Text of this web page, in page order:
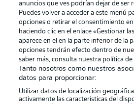
Canales
Jugadores
Sello Editorial
anuncios que ves podrían dejar de ser
Puedes volver a acceder a este menú
opciones o retirar el consentimiento
haciendo clic en el enlace «Gestionar
aparece en el en la parte inferior de la
opciones tendrán efecto dentro de
saber más, consulta nuestra política
Tanto nosotros como nuestros
datos para proporcionar:
Utilizar datos de localización
activamente las características del